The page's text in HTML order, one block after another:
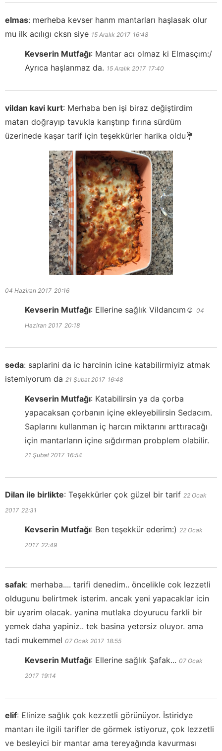
elmas: merheba kevser hanm mantarları haşlasak olur
mu ilk acılıgı cksn siye 15 Aralık 2017 16:48
Kevserin Mutfağı: Mantar acı olmaz ki Elmasçım:/
Ayrıca haşlanmaz da. 15 Aralık 2017 17:40
vildan kavi kurt: Merhaba ben işi biraz değiştirdim
matarı doğrayıp tavukla karıştırıp fırına sürdüm
üzerinede kaşar tarif için teşekkürler harika oldu💐
04 Haziran 2017 20:16
Kevserin Mutfağı: Ellerine sağlık Vildancım☺️ 04
Haziran 2017 20:18
seda: saplarini da ic harcinin icine katabilirmiyiz atmak
istemiyorum da 21 Şubat 2017 16:48
Kevserin Mutfağı: Katabilirsin ya da çorba
yapacaksan çorbanın içine ekleyebilirsin Sedacım.
Saplarını kullanman iç harcın miktarını arttıracağı
için mantarların içine sığdırman probplem olabilir.
21 Şubat 2017 16:54
Dilan ile birlikte: Teşekkürler çok güzel bir tarif 22 Ocak
2017 22:31
Kevserin Mutfağı: Ben teşekkür ederim:) 22 Ocak
2017 22:49
safak: merhaba.... tarifi denedim.. öncelikle cok lezzetli
oldugunu belirtmek isterim. ancak yeni yapacaklar icin
bir uyarim olacak. yanina mutlaka doyurucu farkli bir
yemek daha yapiniz.. tek basina yetersiz oluyor. ama
tadi mukemmel 07 Ocak 2017 18:55
Kevserin Mutfağı: Ellerine sağlık Şafak... 07 Ocak
2017 19:14
elif: Elinize sağlık çok kezzetli görünüyor. İstiridye
mantarı ile ilgili tarifler de görmek istiyoruz, çok lezzetli
ve besleyici bir mantar ama tereyağında kavurması